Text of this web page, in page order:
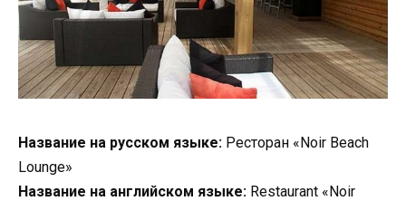
Название на русском языке: Ресторан «Noir Beach
Lounge»
Название на английском языке: Restaurant «Noir